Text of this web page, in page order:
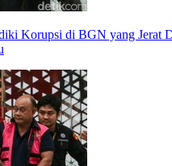
Korupsi di BGN yang Jerat